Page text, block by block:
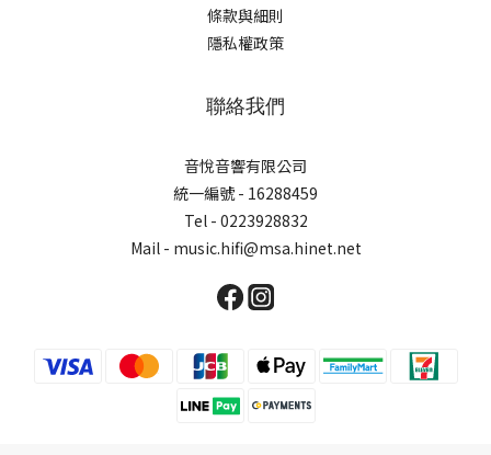
條款與細則
隱私權政策
聯絡我們
音悅音響有限公司
統一編號 - 16288459
Tel - 0223928832
Mail - music.hifi@msa.hinet.net